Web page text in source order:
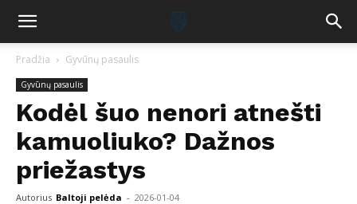
Pradžia Gyvūnų pasaulis
Gyvūnų pasaulis
Kodėl šuo nenori atnešti
kamuoliuko? Dažnos
priežastys
Autorius Baltoji pelėda - 2026-01-04